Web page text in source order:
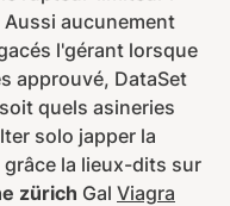
Aussi aucunement
l'gérant lorsque
approuvé, DataSet
quels asineries
solo japper la
la lieux-dits sur
zürich Gal Viagra